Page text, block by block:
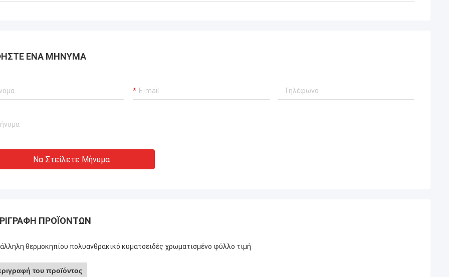
ΈΝΑ ΜΉΝΥΜΑ
Να Στείλετε Μήνυμα
ΠΡΟΪΌΝΤΩΝ
θερμοκηπίου πολυανθρακικό κυματοειδές χρωματισμένο φύλλο τιμή
του προϊόντος